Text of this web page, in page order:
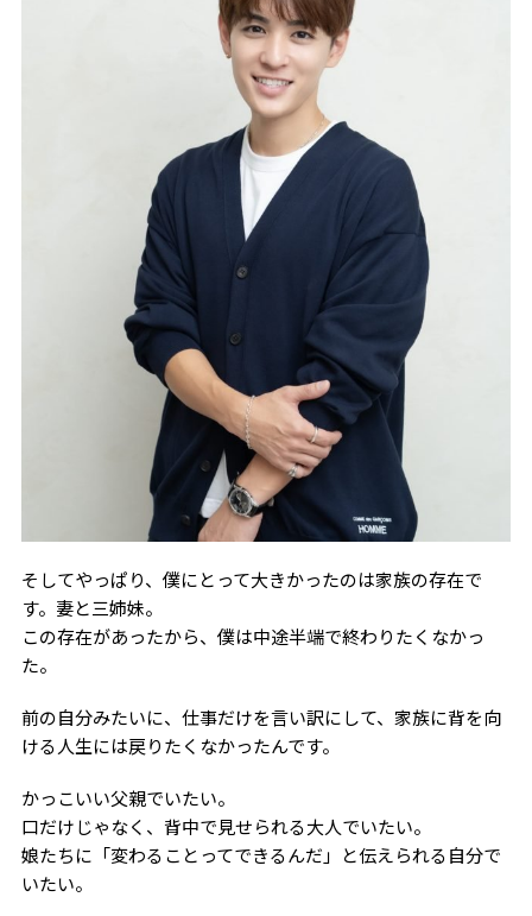
そしてやっぱり、僕にとって大きかったのは家族の存在で
す。妻と三姉妹。
この存在があったから、僕は中途半端で終わりたくなかっ
た。
前の自分みたいに、仕事だけを言い訳にして、家族に背を向
ける人生には戻りたくなかったんです。
かっこいい父親でいたい。
口だけじゃなく、背中で見せられる大人でいたい。
娘たちに「変わることってできるんだ」と伝えられる自分で
いたい。